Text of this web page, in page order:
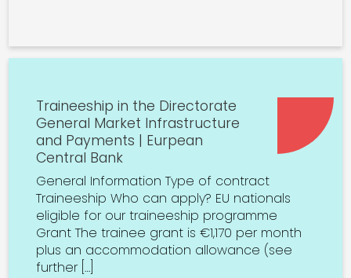
Traineeship in the Directorate
General Market Infrastructure
and Payments | Eurpean
Central Bank
General Information Type of contract
Traineeship Who can apply? EU nationals
eligible for our traineeship programme
Grant The trainee grant is €1,170 per month
plus an accommodation allowance (see
further […]